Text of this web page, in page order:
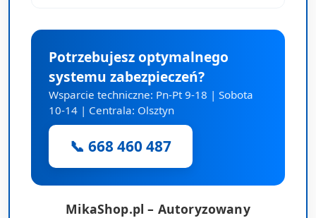
Potrzebujesz optymalnego
systemu zabezpieczeń?
Wsparcie techniczne: Pn-Pt 9-18 | Sobota
10-14 | Centrala: Olsztyn
📞 668 460 487
MikaShop.pl – Autoryzowany